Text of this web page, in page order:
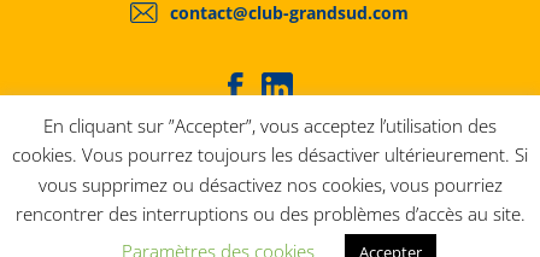
contact@club-grandsud.com
© 2020 Club GrandSud - Mentions légales-
Politique de confidentialité
En cliquant sur ”Accepter”, vous acceptez l’utilisation des
cookies. Vous pourrez toujours les désactiver ultérieurement. Si
vous supprimez ou désactivez nos cookies, vous pourriez
rencontrer des interruptions ou des problèmes d’accès au site.
Paramètres des cookies
Accepter